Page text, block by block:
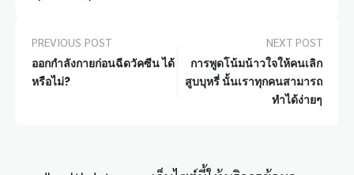
PREVIOUS POST
ออกกำลังกายก่อนฉีดวัคซีน ได้
หรือไม่?
NEXT POST
การพูดโน้มน้าวใจให้คนเลิก
สูบบุหรี่ นั้นเราทุกคนสามารถ
ทำได้ง่ายๆ